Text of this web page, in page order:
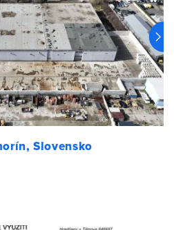
Slovensko